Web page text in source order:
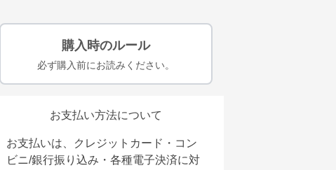
購入時のルール
必ず購入前にお読みください。
お支払い方法について
お支払いは、クレジットカード・コン
ビニ/銀行振り込み・各種電子決済に対